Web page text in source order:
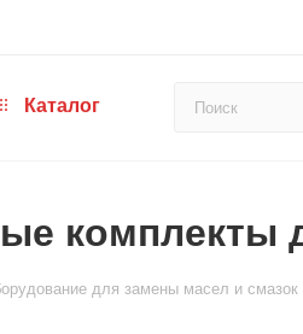
Каталог
комплекты
для замены масел и смазок